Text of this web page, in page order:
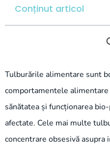
Conținut articol
Tulburările alimentare sunt
comportamentele
sănătatea și funcționarea
afectate. Cele mai multe
concentrare obsesivă